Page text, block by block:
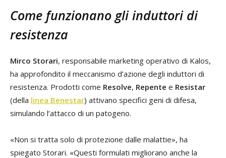
Come funzionano gli induttori di
resistenza
Mirco Storari, responsabile marketing operativo di Kalos,
ha approfondito il meccanismo d’azione degli induttori di
resistenza. Prodotti come Resolve, Repente e Resistar
(della linea Benestar) attivano specifici geni di difesa,
simulando l’attacco di un patogeno.
«Non si tratta solo di protezione dalle malattie», ha
spiegato Storari. «Questi formulati migliorano anche la